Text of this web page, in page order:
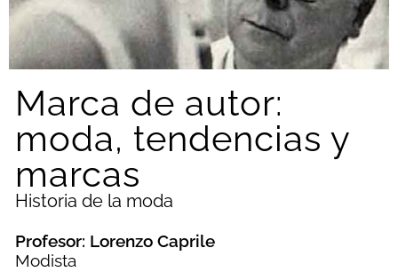
Marca de autor:
moda, tendencias y
marcas
Historia de la moda
Profesor: Lorenzo Caprile
Modista